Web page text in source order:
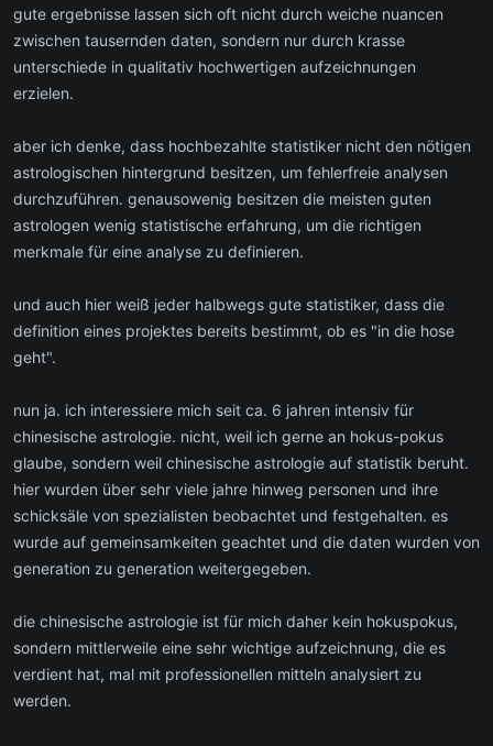
gute ergebnisse lassen sich oft nicht durch weiche nuancen
zwischen tausernden daten, sondern nur durch krasse
unterschiede in qualitativ hochwertigen aufzeichnungen
erzielen.
aber ich denke, dass hochbezahlte statistiker nicht den nötigen
astrologischen hintergrund besitzen, um fehlerfreie analysen
durchzuführen. genausowenig besitzen die meisten guten
astrologen wenig statistische erfahrung, um die richtigen
merkmale für eine analyse zu definieren.
und auch hier weiß jeder halbwegs gute statistiker, dass die
definition eines projektes bereits bestimmt, ob es "in die hose
geht".
nun ja. ich interessiere mich seit ca. 6 jahren intensiv für
chinesische astrologie. nicht, weil ich gerne an hokus-pokus
glaube, sondern weil chinesische astrologie auf statistik beruht.
hier wurden über sehr viele jahre hinweg personen und ihre
schicksäle von spezialisten beobachtet und festgehalten. es
wurde auf gemeinsamkeiten geachtet und die daten wurden von
generation zu generation weitergegeben.
die chinesische astrologie ist für mich daher kein hokuspokus,
sondern mittlerweile eine sehr wichtige aufzeichnung, die es
verdient hat, mal mit professionellen mitteln analysiert zu
werden.